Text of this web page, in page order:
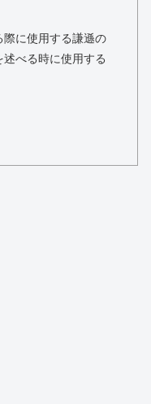
に使用する謙遜の
べる時に使用する